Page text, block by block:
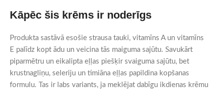
Kāpēc šis krēms ir noderīgs
Produkta sastāvā esošie strausa tauki, vitamīns A un vitamīns
E palīdz kopt ādu un veicina tās maiguma sajūtu. Savukārt
piparmētru un eikalipta eļļas piešķir svaiguma sajūtu, bet
krustnagliņu, seleriju un timiāna eļļas papildina kopšanas
formulu. Tas ir labs variants, ja meklējat dabīgu ikdienas krēmu